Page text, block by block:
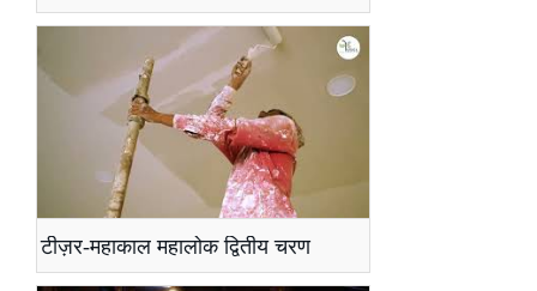
टीज़र-महाकाल महालोक द्वितीय चरण